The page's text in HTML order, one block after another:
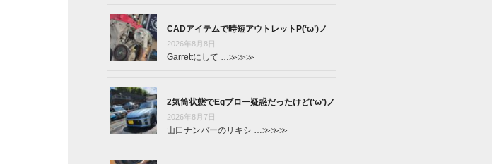
CADアイテムで時短アウトレットP(‘ω’)ノ
2026年8月8日
Garrettにして … ≫≫≫
2気筒状態でEgブロー疑惑だったけど(‘ω’)ノ
2026年8月7日
山口ナンバーのリキシ … ≫≫≫